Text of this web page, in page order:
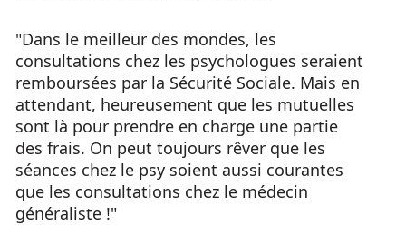
"Dans le meilleur des mondes, les
consultations chez les psychologues seraient
remboursées par la Sécurité Sociale. Mais en
attendant, heureusement que les mutuelles
sont là pour prendre en charge une partie
des frais. On peut toujours rêver que les
séances chez le psy soient aussi courantes
que les consultations chez le médecin
généraliste !"